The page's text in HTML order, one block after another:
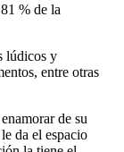
% de la
lúdicos y
entre otras
de su
da el espacio